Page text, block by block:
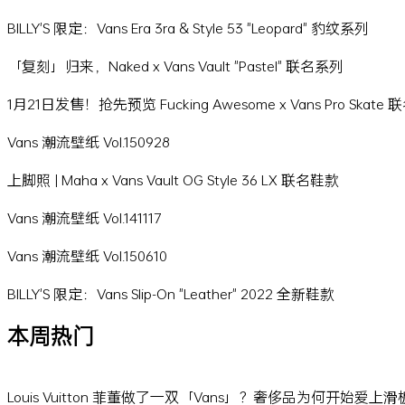
BILLY'S 限定：Vans Era 3ra & Style 53 "Leopard" 豹纹系列
「复刻」归来，Naked x Vans Vault "Pastel" 联名系列
1月21日发售！抢先预览 Fucking Awesome x Vans Pro Skate
Vans 潮流壁纸 Vol.150928
上脚照 | Maha x Vans Vault OG Style 36 LX 联名鞋款
Vans 潮流壁纸 Vol.141117
Vans 潮流壁纸 Vol.150610
BILLY'S 限定：Vans Slip-On "Leather" 2022 全新鞋款
本周热门
Louis Vuitton 菲董做了一双「Vans」？奢侈品为何开始爱上滑